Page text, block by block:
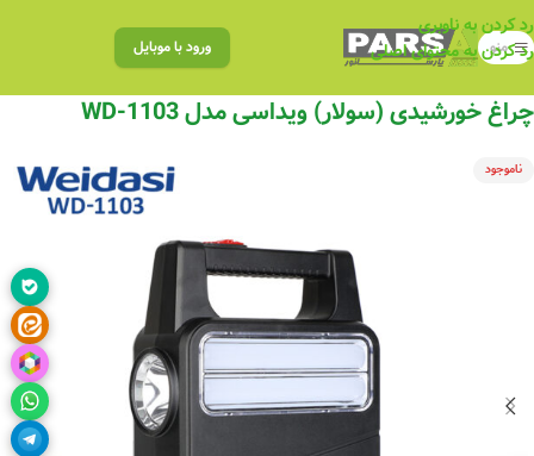
رد کردن به ناوبری
رد کردن به محتوای اصلی
منو ورود با موبایل
چراغ خورشیدی (سولار) ویداسی مدل WD-1103
ناموجود